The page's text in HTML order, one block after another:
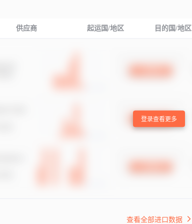
供应商 起运国/地区 目的国/地区
登录查看更多
查看全部进口数据